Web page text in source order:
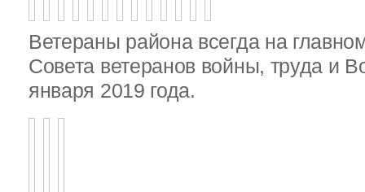
Ветераны района всегда на
Совета ветеранов войны, труда и
января 2019 года.